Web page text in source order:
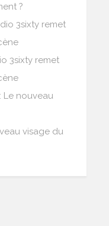
?
3sixty remet
3sixty remet
Le nouveau
visage du